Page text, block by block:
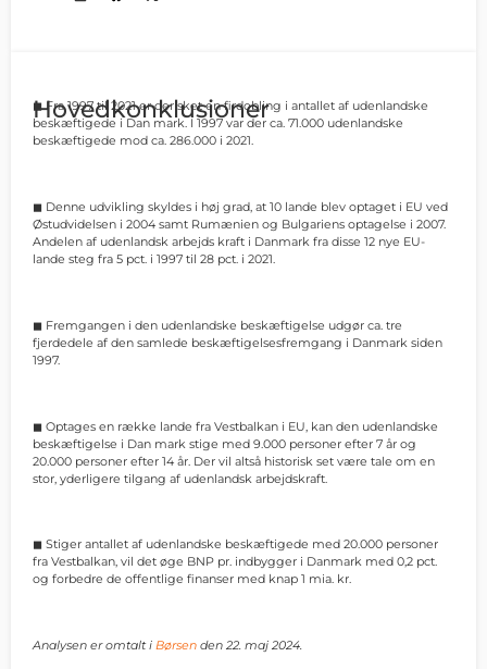
Hovedkonklusioner
◼ Fra 1997 til 2021 er der sket en firdobling i antallet af udenlandske
beskæftigede i Dan mark. I 1997 var der ca. 71.000 udenlandske
beskæftigede mod ca. 286.000 i 2021.
◼ Denne udvikling skyldes i høj grad, at 10 lande blev optaget i EU ved
Østudvidelsen i 2004 samt Rumænien og Bulgariens optagelse i 2007.
Andelen af udenlandsk arbejds kraft i Danmark fra disse 12 nye EU-
lande steg fra 5 pct. i 1997 til 28 pct. i 2021.
◼ Fremgangen i den udenlandske beskæftigelse udgør ca. tre
fjerdedele af den samlede beskæftigelsesfremgang i Danmark siden
1997.
◼ Optages en række lande fra Vestbalkan i EU, kan den udenlandske
beskæftigelse i Dan mark stige med 9.000 personer efter 7 år og
20.000 personer efter 14 år. Der vil altså historisk set være tale om en
stor, yderligere tilgang af udenlandsk arbejdskraft.
◼ Stiger antallet af udenlandske beskæftigede med 20.000 personer
fra Vestbalkan, vil det øge BNP pr. indbygger i Danmark med 0,2 pct.
og forbedre de offentlige finanser med knap 1 mia. kr.
Analysen er omtalt i Børsen den 22. maj 2024.